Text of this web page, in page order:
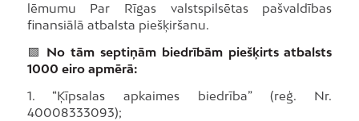
lēmumu Par Rīgas valstspilsētas pašvaldības
finansiālā atbalsta piešķiršanu.
🟩 No tām septiņām biedrībām piešķirts atbalsts
1000 eiro apmērā:
1. “Ķīpsalas apkaimes biedrība” (reģ. Nr.
40008333093);